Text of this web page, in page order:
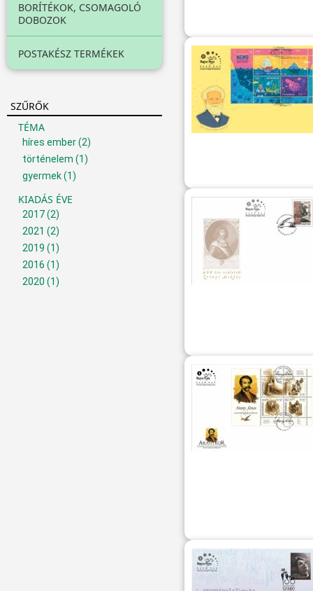
BORÍTÉKOK, CSOMAGOLÓ
DOBOZOK
POSTAKÉSZ TERMÉKEK
SZŰRŐK
TÉMA
híres ember(2)
történelem (1)
gyermek(1)
KIADÁS ÉVE
2017(2)
2021 (2)
2019 (1)
2016 (1)
2020 (1)